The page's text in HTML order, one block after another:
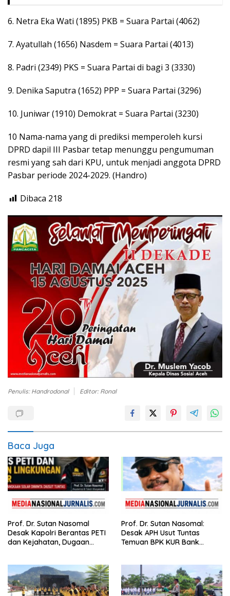
6. Netra Eka Wati (1895) PKB = Suara Partai (4062)
7. Ayatullah (1656) Nasdem = Suara Partai (4013)
8. Padri (2349) PKS = Suara Partai di bagi 3 (3330)
9. Denika Saputra (1652) PPP = Suara Partai (3296)
10. Juniwar (1910) Demokrat = Suara Partai (3230)
10 Nama-nama yang di prediksi memperoleh kursi
DPRD dapil III Pasbar tetap menunggu pengumuman
resmi yang sah dari KPU, untuk menjadi anggota DPRD
Pasbar periode 2024-2029. (Handro)
Dibaca 218
Penulis: Handrodonal Editor: Ronal
Baca Juga
Prof. Dr. Sutan Nasomal
Desak Kapolri Berantas PETI
dan Kejahatan, Dugaan
Prof. Dr. Sutan Nasomal:
Desak APH Usut Tuntas
Temuan BPK KUR Bank